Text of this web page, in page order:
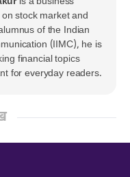
stock market and
of the Indian
(IIMC), he is
financial topics
for everyday readers.